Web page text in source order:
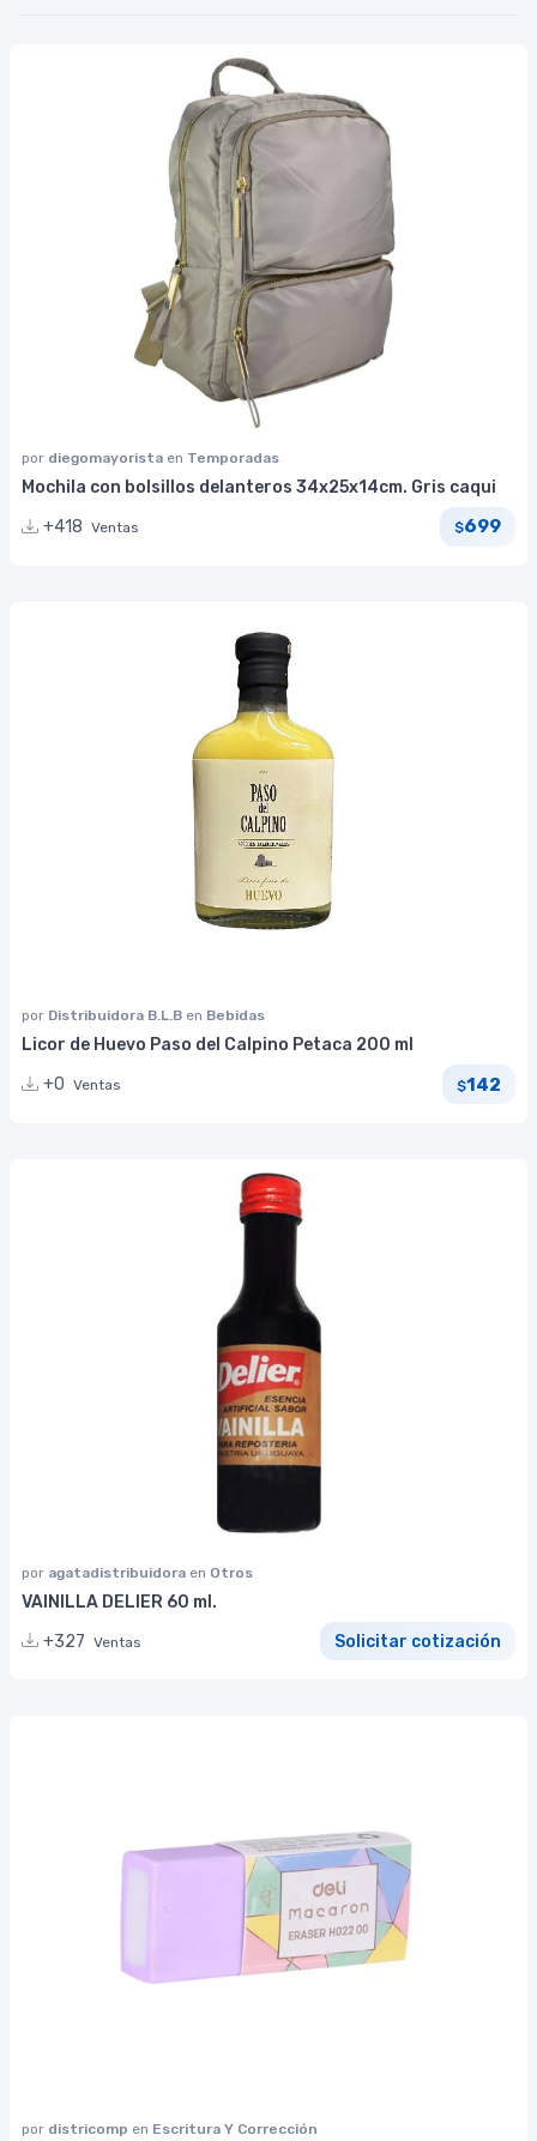
por diegomayorista en Temporadas
Mochila con bolsillos delanteros 34x25x14cm. Gris caqui
+418 Ventas $699
por Distribuidora B.L.B en Bebidas
Licor de Huevo Paso del Calpino Petaca 200 ml
+0 Ventas $142
por agatadistribuidora en Otros
VAINILLA DELIER 60 ml.
+327 Ventas Solicitar cotización
por districomp en Escritura Y Corrección